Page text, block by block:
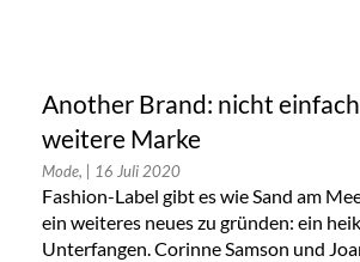
Another Brand: nicht
weitere Marke
Mode, | 16 Juli 2020
Fashion-Label gibt es wie Sand am
ein weiteres neues zu gründen: ein
Unterfangen. Corinne Samson und